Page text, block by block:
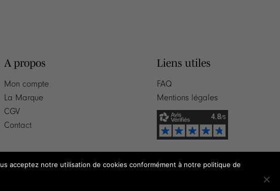
A propos
Mon compte
La Marque
CGV
Contact
Liens utiles
FAQ
Mentions légales
acceptez notre utilisation de cookies conformément à notre politique de